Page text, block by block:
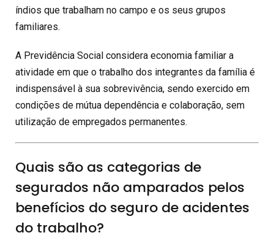
índios que trabalham no campo e os seus grupos
familiares.
A Previdência Social considera economia familiar a
atividade em que o trabalho dos integrantes da família é
indispensável à sua sobrevivência, sendo exercido em
condições de mútua dependência e colaboração, sem
utilização de empregados permanentes.
Quais são as categorias de
segurados não amparados pelos
benefícios do seguro de acidentes
do trabalho?